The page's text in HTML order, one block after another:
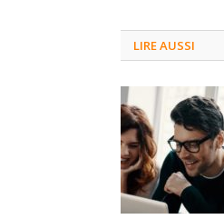
LIRE AUSSI
3 septembre 2024